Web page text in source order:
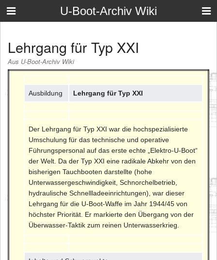
U-Boot-Archiv Wiki
Lehrgang für Typ XXI
Aus U-Boot-Archiv Wiki
Ausbildung Lehrgang für Typ XXI
Der Lehrgang für Typ XXI war die hochspezialisierte
Umschulung für das technische und operative
Führungspersonal auf das erste echte „Elektro-U-Boot“
der Welt. Da der Typ XXI eine radikale Abkehr von den
bisherigen Tauchbooten darstellte (hohe
Unterwassergeschwindigkeit, Schnorchelbetrieb,
hydraulische Schnellladeeinrichtungen), war dieser
Lehrgang für die U-Boot-Waffe im Jahr 1944/45 von
höchster Priorität. Er markierte den Übergang von der
Überwasser-Taktik zum reinen Unterwasserkrieg.